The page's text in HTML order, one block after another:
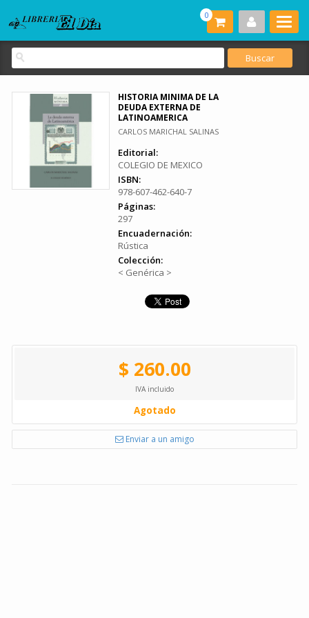
0
HISTORIA MINIMA DE LA
DEUDA EXTERNA DE
LATINOAMERICA
CARLOS MARICHAL SALINAS
Editorial:
COLEGIO DE MEXICO
ISBN:
978-607-462-640-7
Páginas:
297
Encuadernación:
Rústica
Colección:
< Genérica >
$ 260.00
IVA incluido
Agotado
Enviar a un amigo